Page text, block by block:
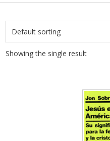
Showing the single result